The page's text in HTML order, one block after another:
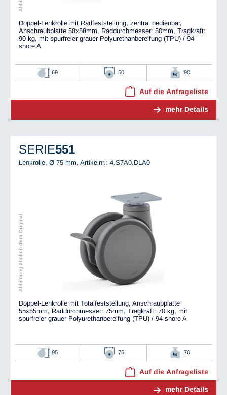
Doppel-Lenkrolle mit Radfeststellung, zentral bedienbar,
Anschraubplatte 58x58mm, Raddurchmesser: 50mm, Tragkraft:
90 kg, mit spurfreier grauer Polyurethanbereifung (TPU) / 94
shore A
69 50 90
Auf die Anfrageliste
mehr Details
SERIE551
Lenkrolle, Ø 75 mm, Artikelnr.: 4.S7A0.DLA0
Abbildung ähnlich dem Original
Doppel-Lenkrolle mit Totalfeststellung, Anschraubplatte
55x55mm, Raddurchmesser: 75mm, Tragkraft: 70 kg, mit
spurfreier grauer Polyurethanbereifung (TPU) / 94 shore A
95 75 70
Auf die Anfrageliste
mehr Details